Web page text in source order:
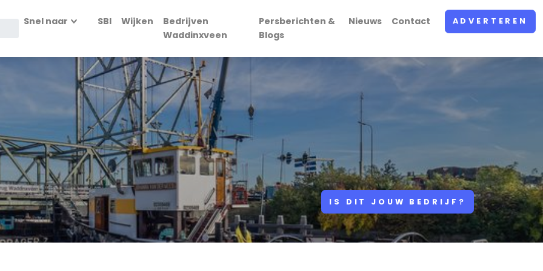
Snel naar SBI Wijken
Bedrijven
Waddinxveen
Persberichten &
Blogs
Nieuws Contact ADVERTEREN
IS DIT JOUW BEDRIJF?